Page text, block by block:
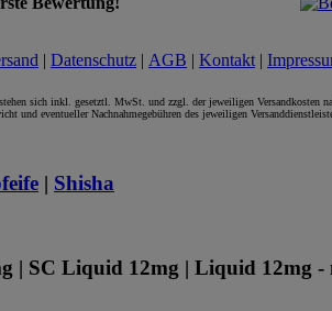
| Datenschutz | AGB | Kontakt |
sich inkl. gesetztl. MwSt. und zzgl. der jeweiligen Versandkosten
und eventueller Nachnahmegebühren des jeweiligen
| Shisha
| SC Liquid 12mg | Liquid 12mg -